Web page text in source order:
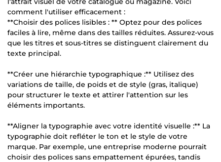
comment l'utiliser efficacement :
**Choisir des polices lisibles : ** Optez pour des polices
faciles à lire, même dans des tailles réduites. Assurez-vous
que les titres et sous-titres se distinguent clairement du
texte principal.
**Créer une hiérarchie typographique :** Utilisez des
variations de taille, de poids et de style (gras, italique)
pour structurer le texte et attirer l'attention sur les
éléments importants.
**Aligner la typographie avec votre identité visuelle :** La
typographie doit refléter le ton et le style de votre
marque. Par exemple, une entreprise moderne pourrait
choisir des polices sans empattement épurées, tandis